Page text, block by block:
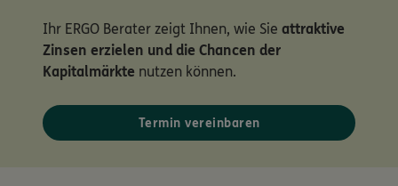
Ihr ERGO Berater zeigt Ihnen, wie Sie attraktive
Zinsen erzielen und die Chancen der
Kapitalmärkte nutzen können.
Termin vereinbaren